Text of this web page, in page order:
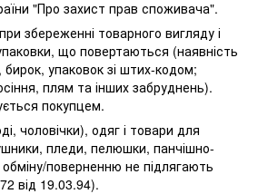
"Про захист прав споживача".
збереженні товарного вигляду і
упаковки, що повертаються (наявність
упаковок зі штих-кодом;
плям та інших забруднень).
покупцем.
чоловічки), одяг і товари для
пледи, пелюшки, панчішно-
поверненню не підлягають
від 19.03.94).